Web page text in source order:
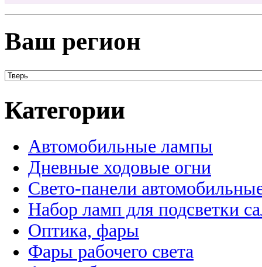
Ваш регион
Категории
Автомобильные лампы
Дневные ходовые огни
Свето-панели
Набор ламп для подсветки
Оптика, фары
Фары рабочего света